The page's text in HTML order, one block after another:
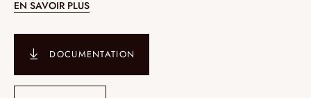
EN SAVOIR PLUS
DOCUMENTATION